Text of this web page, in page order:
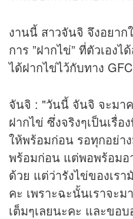
งานนี้ สาวจันจิ จึงอยาก
การ ”ฝากไข่” ที่ตัวเอง
ได้ฝากไข่ไว้กับทาง
จันจิ : "วันนี้ จันจิ จะมา
ฝากไข่ ซึ่งจริงๆเป็นเรื่
ให้พร้อมก่อน รอทุกอย่า
พร้อมก่อน แต่พอพร้อมอ
ด้วย แต่ว่ารังไข่ของเร
คะ เพราะฉะนั้นเราจะ
เต็มๆเลยนะคะ และขอ